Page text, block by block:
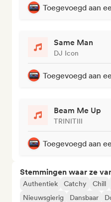
Toegevoegd aan
Same Man
DJ Icon
Toegevoegd aan
Beam Me Up
TRINITIII
Toegevoegd aan
Stemmingen waar ze
Authentiek Catchy Chill
Nieuwsgierig
Dansbaar